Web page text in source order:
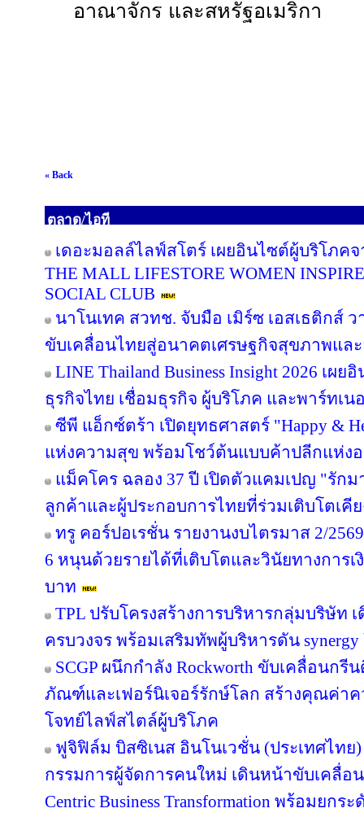
อาณาจักร และสหรัฐอเมริกา
« Back
ตลาด/ไอที
เดอะมอลล์ไลฟ์สโตร์ เผยอินไซต์ผู้บริโภค
THE MALL LIFESTORE WOMEN
SOCIAL CLUB
นาโนเทค สวทช. จับมือ เมิร์ซ เอสเธติกส์ ว
ขับเคลื่อนไทยสู่อนาคตเศรษฐกิจสุขภาพแล
LINE Thailand Business Insight 2026 เผ
ธุรกิจไทย เชื่อมธุรกิจ ผู้บริโภค และพาร์ทเน
ซีพี แอ็กซ์ตร้า เปิดยุทธศาสตร์ "Happy &
แห่งความสุข พร้อมโชว์ต้นแบบค้าปลีกแห่ง
แม็คโคร ฉลอง 37 ปี เปิดตัวแคมเปญ "รั
ลูกค้าและผู้ประกอบการไทยที่ร่วมเติบโตเคี
ทรู คอร์ปอเรชั่น รายงานงบไตรมาส 2/
6 หนุนด้วยรายได้ที่เติบโตและวินัยทางการ
บาท
TPL ปรับโครงสร้างการบริหารกลุ่มบริษัท
ครบวงจร พร้อมเสริมทัพผู้บริหารดัน synergy
SCGP ผนึกกำลัง Rockworth ขับเคลื่อนก
ภัณฑ์และเฟอร์นิเจอร์รักษ์โลก สร้างคุณค่า
โจทย์ไลฟ์สไตล์ผู้บริโภค
ฟูจิฟิล์ม บิสซิเนส อินโนเวชั่น (ประเทศไทย)
กรรมการผู้จัดการคนใหม่ เดินหน้าขับเคลื่อ
Centric Business Transformation พร้อมย